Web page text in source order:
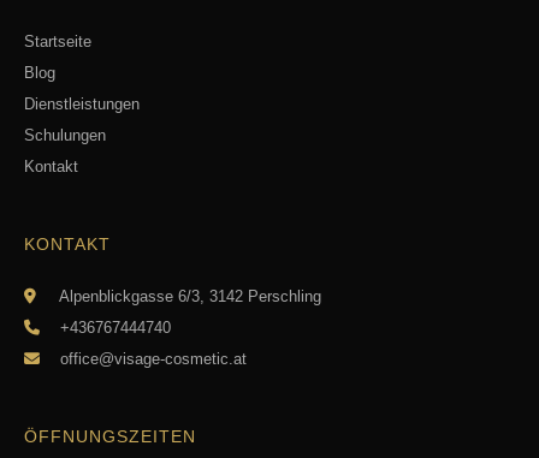
Startseite
Blog
Dienstleistungen
Schulungen
Kontakt
KONTAKT
Alpenblickgasse 6/3, 3142 Perschling
+436767444740
office@visage-cosmetic.at
ÖFFNUNGSZEITEN